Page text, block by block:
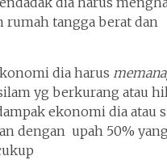
rumah tangga berat dan
dia harus
yg berkurang atau
ekonomi dia atau
dengan upah 50%